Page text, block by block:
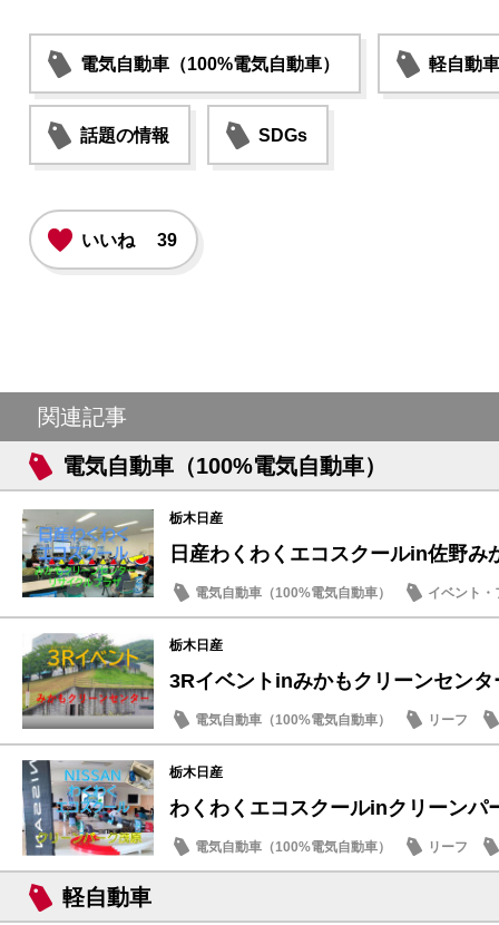
電気自動車（100%電気自動車） 軽自動
話題の情報 SDGs
いいね 39
関連記事
電気自動車（100%電気自動車）
栃木日産
日産わくわくエコスクールin佐野み
電気自動車（100%電気自動車）
イベント・
SDGs
栃木日産
3Rイベントinみかもクリーンセンタ
電気自動車（100%電気自動車）
リーフ
SDGs
栃木日産
わくわくエコスクールinクリーンパ
電気自動車（100%電気自動車）
リーフ
SDGs
軽自動車